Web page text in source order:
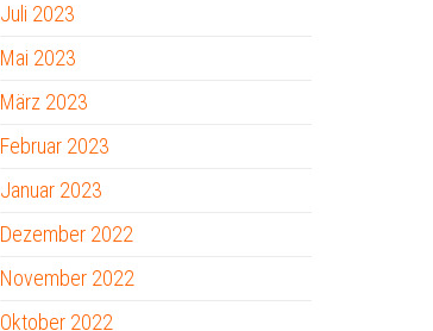
Juli 2023
Mai 2023
März 2023
Februar 2023
Januar 2023
Dezember 2022
November 2022
Oktober 2022